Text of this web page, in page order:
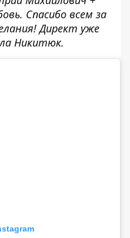
Спасибо всем за
Директ уже
Никитюк.